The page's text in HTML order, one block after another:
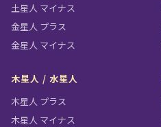
土星人 マイナス
金星人 プラス
金星人 マイナス
木星人 / 水星人
木星人 プラス
木星人 マイナス